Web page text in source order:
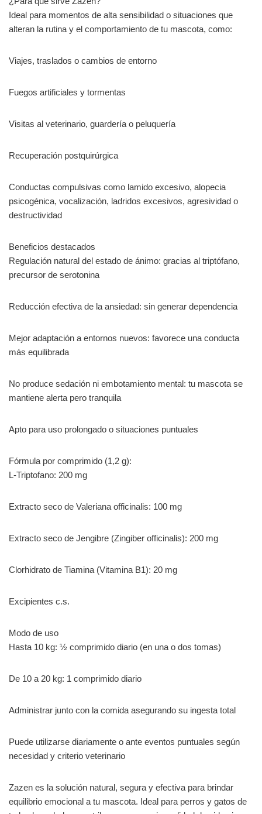
Ideal para momentos de alta sensibilidad o situaciones que
alteran la rutina y el comportamiento de tu mascota, como:
Viajes, traslados o cambios de entorno
Fuegos artificiales y tormentas
Visitas al veterinario, guardería o peluquería
Recuperación postquirúrgica
Conductas compulsivas como lamido excesivo, alopecia
psicogénica, vocalización, ladridos excesivos, agresividad o
destructividad
Beneficios destacados
Regulación natural del estado de ánimo: gracias al triptófano,
precursor de serotonina
Reducción efectiva de la ansiedad: sin generar dependencia
Mejor adaptación a entornos nuevos: favorece una conducta
más equilibrada
No produce sedación ni embotamiento mental: tu mascota se
mantiene alerta pero tranquila
Apto para uso prolongado o situaciones puntuales
Fórmula por comprimido (1,2 g):
L-Triptofano: 200 mg
Extracto seco de Valeriana officinalis: 100 mg
Extracto seco de Jengibre (Zingiber officinalis): 200 mg
Clorhidrato de Tiamina (Vitamina B1): 20 mg
Excipientes c.s.
Modo de uso
Hasta 10 kg: ½ comprimido diario (en una o dos tomas)
De 10 a 20 kg: 1 comprimido diario
Administrar junto con la comida asegurando su ingesta total
Puede utilizarse diariamente o ante eventos puntuales según
necesidad y criterio veterinario
Zazen es la solución natural, segura y efectiva para brindar
equilibrio emocional a tu mascota. Ideal para perros y gatos de